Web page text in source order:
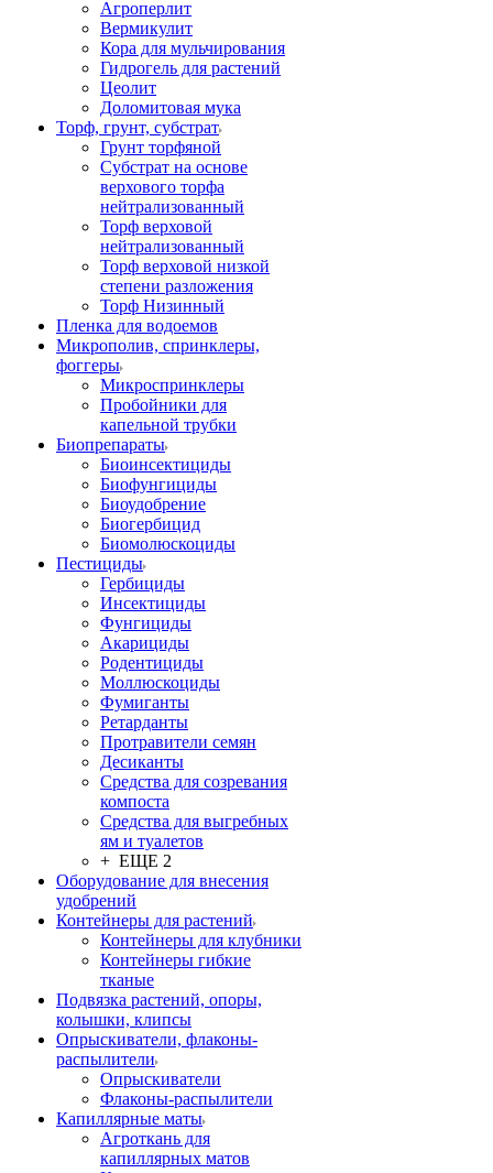
Агроперлит
Вермикулит
Кора для мульчирования
Гидрогель для растений
Цеолит
Доломитовая мука
Торф, грунт, субстрат
Грунт торфяной
Субстрат на основе
верхового торфа
нейтрализованный
Торф верховой
нейтрализованный
Торф верховой низкой
степени разложения
Торф Низинный
Пленка для водоемов
Микрополив, спринклеры,
фоггеры
Микроспринклеры
Пробойники для
капельной трубки
Биопрепараты
Биоинсектициды
Биофунгициды
Биоудобрение
Биогербицид
Биомолюскоциды
Пестициды
Гербициды
Инсектициды
Фунгициды
Акарициды
Родентициды
Моллюскоциды
Фумиганты
Ретарданты
Протравители семян
Десиканты
Средства для созревания
компоста
Средства для выгребных
ям и туалетов
+ ЕЩЕ 2
Оборудование для внесения
удобрений
Контейнеры для растений
Контейнеры для клубники
Контейнеры гибкие
тканые
Подвязка растений, опоры,
колышки, клипсы
Опрыскиватели, флаконы-
распылители
Опрыскиватели
Флаконы-распылители
Капиллярные маты
Агроткань для
капиллярных матов